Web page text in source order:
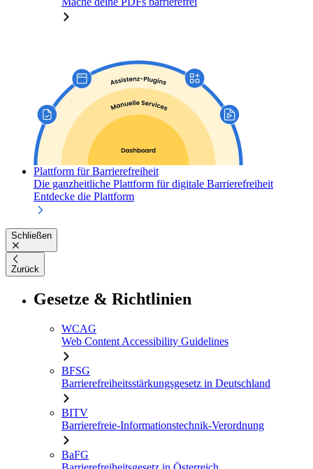
Plattform für Barrierefreiheit
Die ganzheitliche Plattform für digitale Barrierefreiheit
Entdecke die Plattform
Schließen
Zurück
Gesetze & Richtlinien
WCAG
Web Content Accessibility Guidelines
BFSG
Barrierefreiheitsstärkungsgesetz in Deutschland
BITV
Barrierefreie-Informationstechnik-Verordnung
BaFG